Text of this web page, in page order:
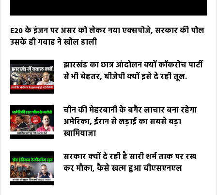
E20 के इंजन पर असर को लेकर नया एक्सपोजे, सरकार की पोल
उसके ही गवाह ने खोल डाली
झारखंड का छात्र आंदोलन क्यों कॉकरोच पार्टी
से भी बेहतर, बीजेपी क्यों इसे दे रही तूल.
चीन की मेहरबानी के बगैर लाचार बना रहेगा
अमेरिका, ईरान से लड़ाई का सबसे बड़ा
खामियाजा
सरकार क्यों दे रही है सारी शर्म ताक पर रख
कर मौका, कैसे खत्म हुआ बीएसएनएल